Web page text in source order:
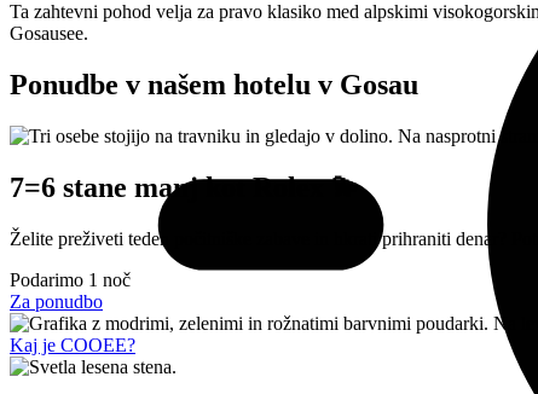
Ta zahtevni pohod velja za pravo klasiko med alpskimi
Gosausee.
Ponudbe v našem hotelu v Gosau
7=6 stane manj kot Rolex 💫
Želite preživeti teden počitniške zabave in hkrati prihraniti denar?
Podarimo 1 noč
Za ponudbo
Kaj je COOEE?